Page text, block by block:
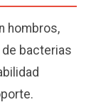
hombros,
bacterias